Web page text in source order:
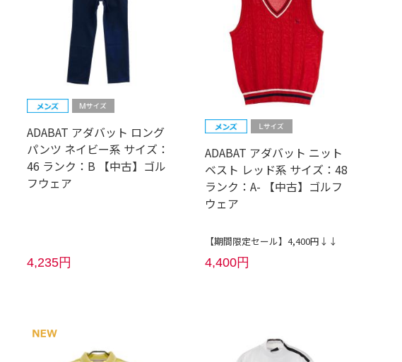
ADABAT アダバット ロング
パンツ ネイビー系 サイズ：
46 ランク：B 【中古】ゴル
フウェア
4,235円
ADABAT アダバット ニット
ベスト レッド系 サイズ：48
ランク：A- 【中古】ゴルフ
ウェア
【期間限定セール】4,400円↓↓
4,400円